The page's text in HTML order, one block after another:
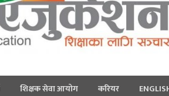
शिक्षक सेवा आयोग करियर